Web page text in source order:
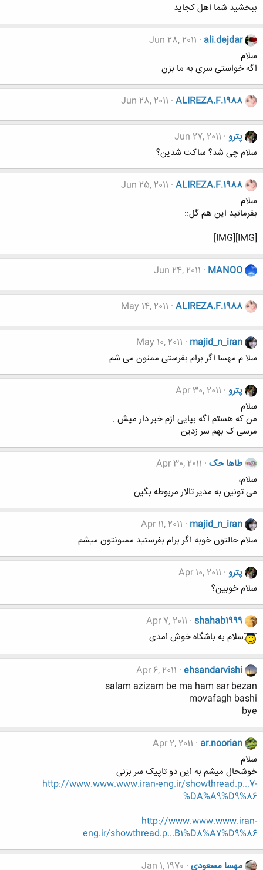
ببخشید شما اهل کجاید
ali.dejdar
Jun 28, 2011
سلام
اگه خواستی سری به ما بزن
ALIREZA.F.1988
Jun 28, 2011
پترو Jun 27, 2011
سلام چی شد؟ ساکت شدین؟
ALIREZA.F.1988
Jun 25, 2011
سلام
بفرمائید این هم گل::
[IMG][IMG]
MANOO
Jun 24, 2011
ALIREZA.F.1988
May 14, 2011
majid_n_iran
May 10, 2011
سلا م مهسا اگر برام بفرستی ممنون می شم
پترو Apr 30, 2011
سلام
من که هستم اگه بیایی ازم خبر دار میش .
مرسی ک بهم سر زدین
طاها حک Apr 30, 2011
سلام،
می تونین به مدیر تالار مربوطه بگین
majid_n_iran
Apr 11, 2011
سلام حالتون خوبه اگر برام بفرستید ممنونتون میشم
پترو Apr 10, 2011
سلام خوبین؟
shahab1999
Apr 7, 2011
سلام به باشگاه خوش امدی
ehsandarvishi
Apr 6, 2011
salam azizam be ma ham sar bezan
movafagh bashi
bye
ar.noorian
Apr 2, 2011
سلام
خوشحال میشم به این دو تاپیک سر بزنی
http://www.www.www.iran-eng.ir/showthread.p...7-
%DA%A9%D9%86
http://www.www.www.iran-
eng.ir/showthread.p...B1%D8%A7%D9%86
مهسا مسعودی Jan 1, 1970